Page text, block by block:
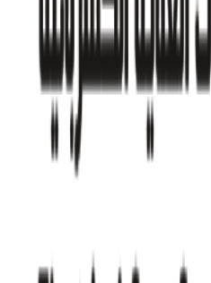
على آخر المستجدات ورؤى